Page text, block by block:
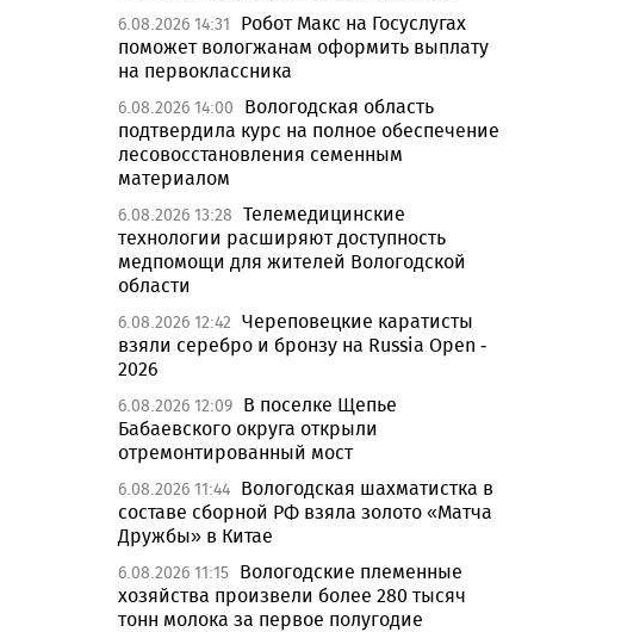
6.08.2026 14:31
Робот Макс на Госуслугах
поможет вологжанам оформить выплату
на первоклассника
6.08.2026 14:00
Вологодская область
подтвердила курс на полное обеспечение
лесовосстановления семенным
материалом
6.08.2026 13:28 Телемедицинские
технологии расширяют доступность
медпомощи для жителей Вологодской
области
6.08.2026 12:42 Череповецкие каратисты
взяли серебро и бронзу на Russia Open -
2026
6.08.2026 12:09 В поселке Щепье
Бабаевского округа открыли
отремонтированный мост
6.08.2026 11:44 Вологодская шахматистка в
составе сборной РФ взяла золото «Матча
Дружбы» в Китае
6.08.2026 11:15 Вологодские племенные
хозяйства произвели более 280 тысяч
тонн молока за первое полугодие